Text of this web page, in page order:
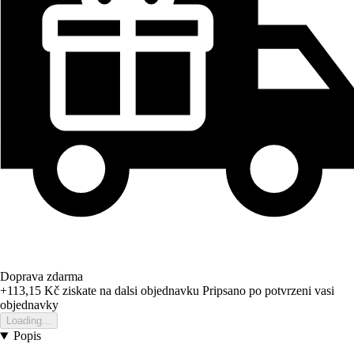
Doprava zdarma
+113,15 Kč ziskate na dalsi objednavku Pripsano po potvrzeni vasi
objednavky
Loading...
Popis